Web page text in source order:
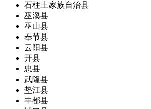
石柱土家族自治县
巫溪县
巫山县
奉节县
云阳县
开县
忠县
武隆县
垫江县
丰都县